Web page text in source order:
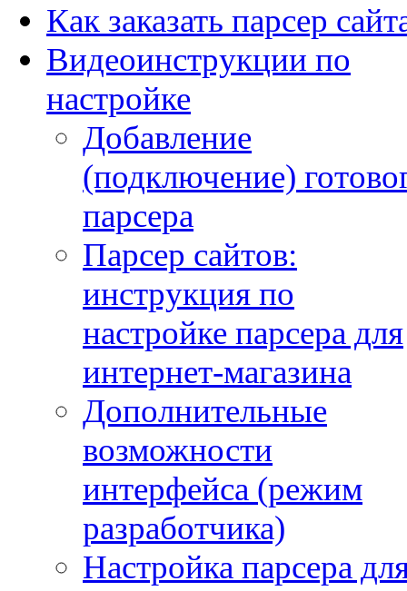
Как заказать парсер
Видеоинструкции по
настройке
Добавление
(подключение)
парсера
Парсер сайтов:
инструкция по
настройке парсера для
интернет-магазина
Дополнительные
возможности
интерфейса (режим
разработчика)
Настройка парсера